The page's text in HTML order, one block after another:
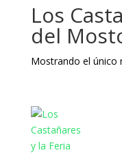
Los
del
Mostrando el único